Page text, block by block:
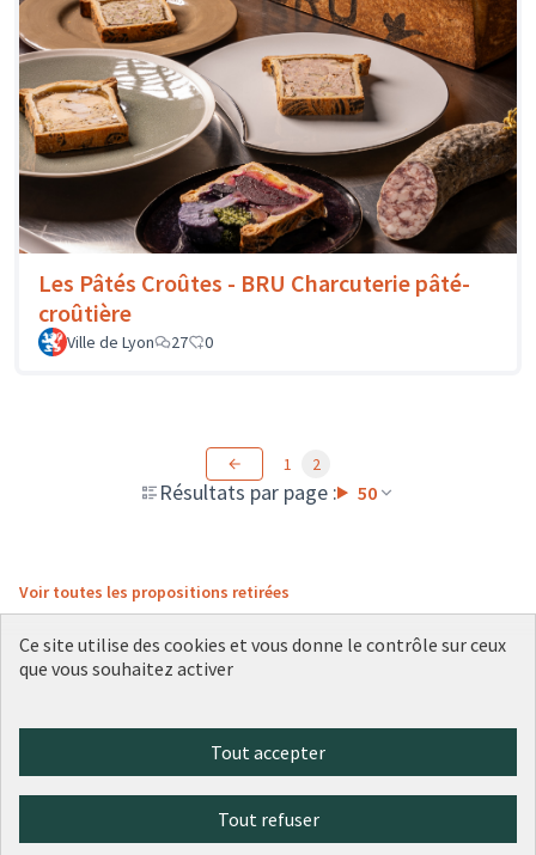
Les Pâtés Croûtes - BRU Charcuterie pâté-
croûtière
Ville de Lyon 27 0
Résultats par page : 50
1 2
Voir toutes les propositions retirées
(Lien externe)
(Lien externe)
(Lien externe)
(Lien externe)
(Lien externe)
Ce site utilise des cookies et vous donne le contrôle sur ceux
que vous souhaitez activer
Tout accepter
Tout refuser